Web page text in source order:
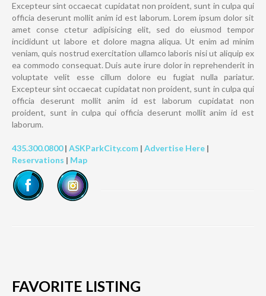
Excepteur sint occaecat cupidatat non proident, sunt in culpa qui
officia deserunt mollit anim id est laborum. Lorem ipsum dolor sit
amet conse ctetur adipisicing elit, sed do eiusmod tempor
incididunt ut labore et dolore magna aliqua. Ut enim ad minim
veniam, quis nostrud exercitation ullamco laboris nisi ut aliquip ex
ea commodo consequat. Duis aute irure dolor in reprehenderit in
voluptate velit esse cillum dolore eu fugiat nulla pariatur.
Excepteur sint occaecat cupidatat non proident, sunt in culpa qui
officia deserunt mollit anim id est laborum cupidatat non
proident, sunt in culpa qui officia deserunt mollit anim id est
laborum.
435.300.0800| ASKParkCity.com | Advertise Here |
Reservations | Map
FAVORITE LISTING